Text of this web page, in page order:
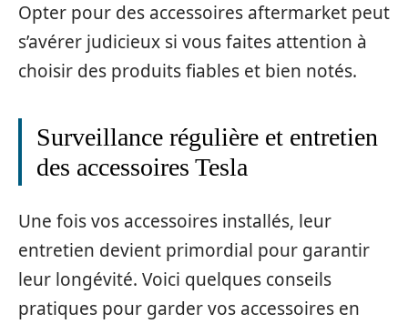
Opter pour des accessoires aftermarket peut
s’avérer judicieux si vous faites attention à
choisir des produits fiables et bien notés.
Surveillance régulière et entretien
des accessoires Tesla
Une fois vos accessoires installés, leur
entretien devient primordial pour garantir
leur longévité. Voici quelques conseils
pratiques pour garder vos accessoires en